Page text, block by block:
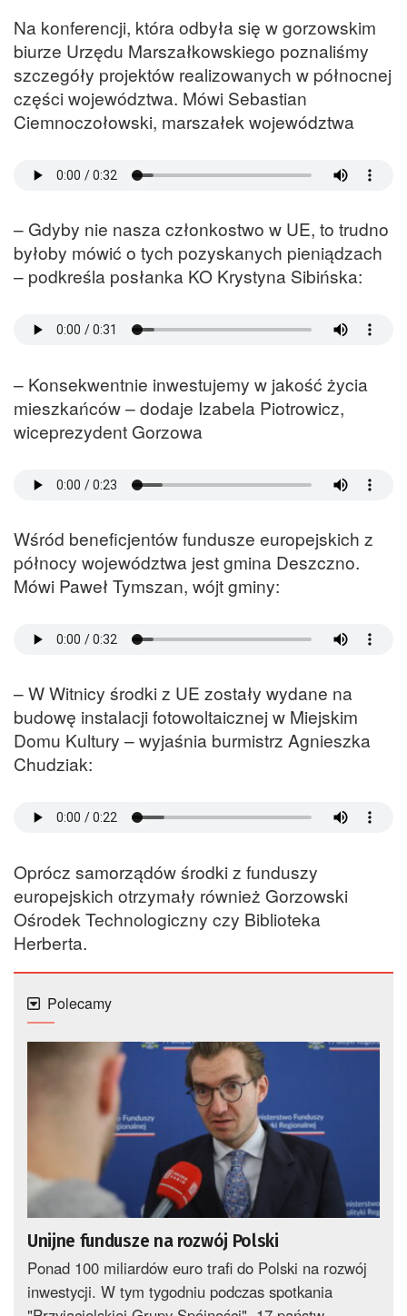
Na konferencji, która odbyła się w gorzowskim
biurze Urzędu Marszałkowskiego poznaliśmy
szczegóły projektów realizowanych w północnej
części województwa. Mówi Sebastian
Ciemnoczołowski, marszałek województwa
– Gdyby nie nasza członkostwo w UE, to trudno
byłoby mówić o tych pozyskanych pieniądzach
– podkreśla posłanka KO Krystyna Sibińska:
– Konsekwentnie inwestujemy w jakość życia
mieszkańców – dodaje Izabela Piotrowicz,
wiceprezydent Gorzowa
Wśród beneficjentów fundusze europejskich z
północy województwa jest gmina Deszczno.
Mówi Paweł Tymszan, wójt gminy:
– W Witnicy środki z UE zostały wydane na
budowę instalacji fotowoltaicznej w Miejskim
Domu Kultury – wyjaśnia burmistrz Agnieszka
Chudziak:
Oprócz samorządów środki z funduszy
europejskich otrzymały również Gorzowski
Ośrodek Technologiczny czy Biblioteka
Herberta.
Polecamy
Unijne fundusze na rozwój Polski
Ponad 100 miliardów euro trafi do Polski na rozwój
inwestycji. W tym tygodniu podczas spotkania